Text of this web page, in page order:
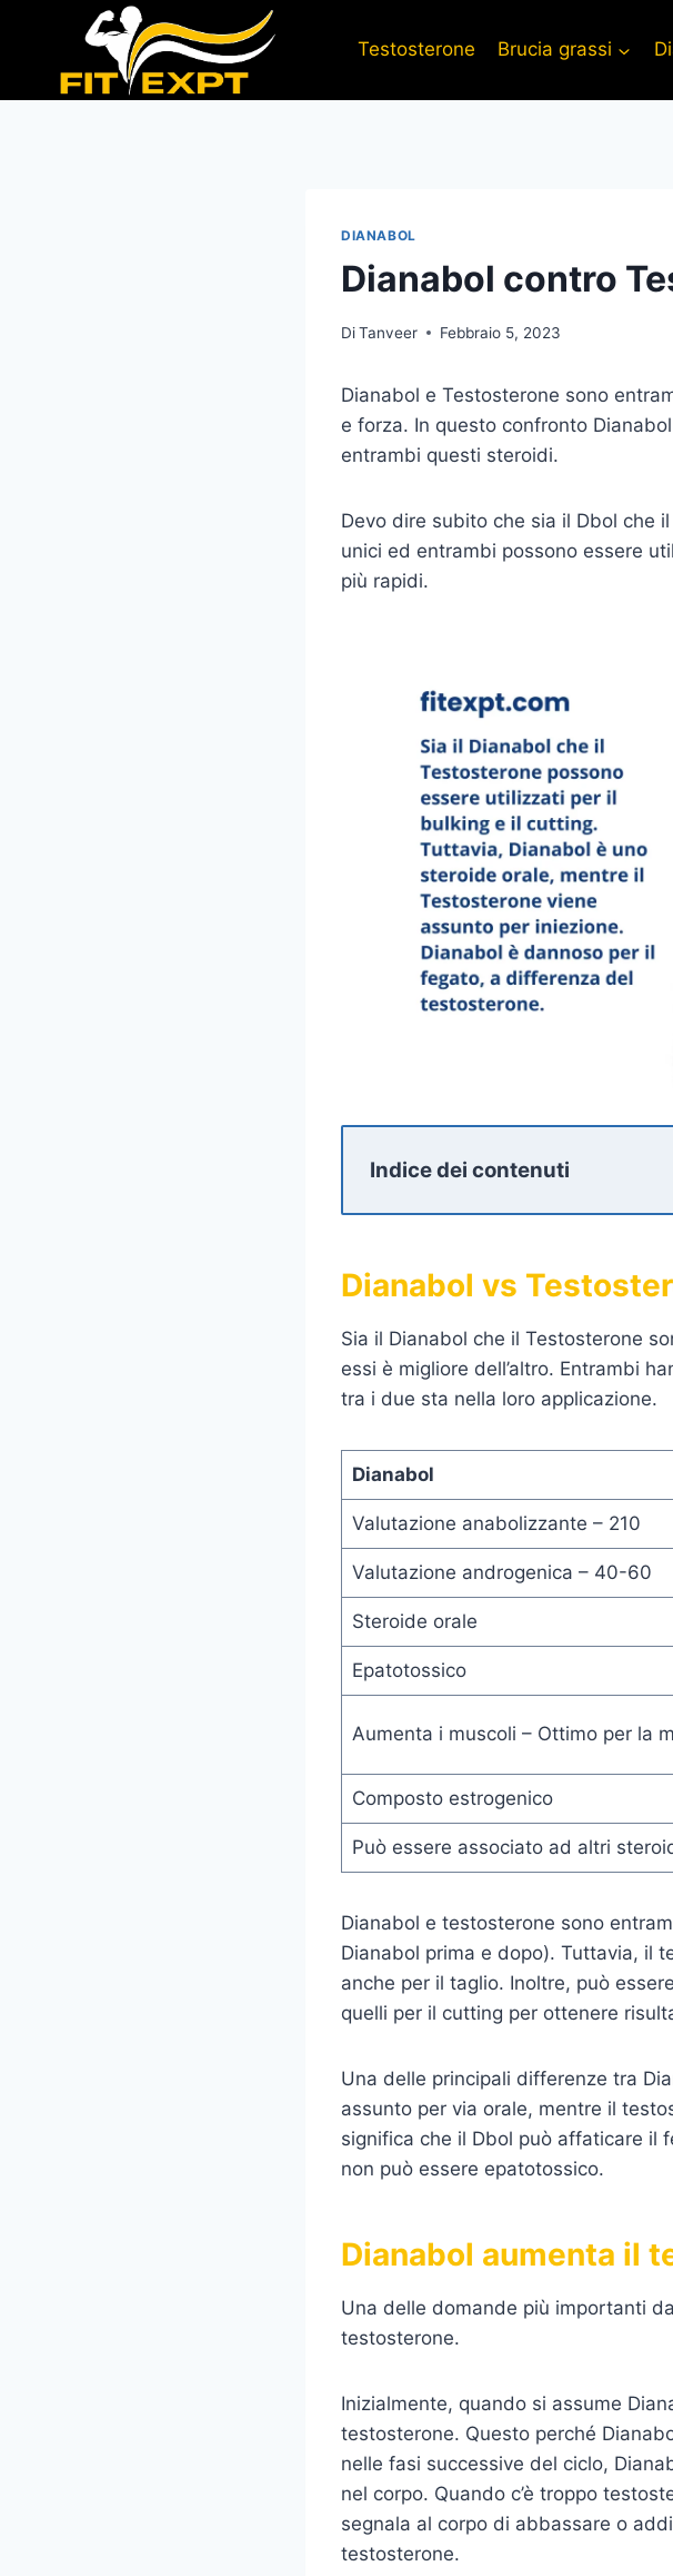
contenuto
Testosterone Brucia grassi
DIANABOL
Dianabol contro
DiTanveer Febbraio 5, 2023
Dianabol e Testosterone sono
e forza. In questo confronto
entrambi questi steroidi.
Devo dire subito che sia il Dbol che
unici ed entrambi possono essere
più rapidi.
Indice dei contenuti
Dianabol vs
Sia il Dianabol che il Testosterone
essi è migliore dell’altro. Entrambi
tra i due sta nella loro applicazione.
Dianabol
Valutazione anabolizzante – 210
Valutazione androgenica – 40-60
Steroide orale
Epatotossico
Aumenta i muscoli – Ottimo per la
Composto estrogenico
Può essere associato ad altri
Dianabol e testosterone sono
Dianabol prima e dopo). Tuttavia, il
anche per il taglio. Inoltre, può
quelli per il cutting per ottenere
Una delle principali differenze tra
assunto per via orale, mentre il
significa che il Dbol può affaticare il
non può essere epatotossico.
Dianabol aumenta il
Una delle domande più importanti
testosterone.
Inizialmente, quando si assume
testosterone. Questo perché
nelle fasi successive del ciclo,
nel corpo. Quando c’è troppo
segnala al corpo di abbassare o
testosterone.